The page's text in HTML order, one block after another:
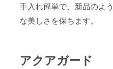
手入れ簡単で、新品のよう
な美しさを保ちます。
アクアガード